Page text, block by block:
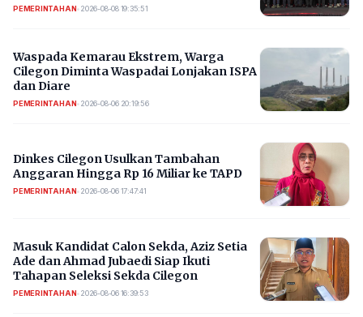
PEMERINTAHAN• 2026-08-08 19:35:51
Waspada Kemarau Ekstrem, Warga
Cilegon Diminta Waspadai Lonjakan ISPA
dan Diare
PEMERINTAHAN• 2026-08-06 20:19:56
Dinkes Cilegon Usulkan Tambahan
Anggaran Hingga Rp 16 Miliar ke TAPD
PEMERINTAHAN• 2026-08-06 17:47:41
Masuk Kandidat Calon Sekda, Aziz Setia
Ade dan Ahmad Jubaedi Siap Ikuti
Tahapan Seleksi Sekda Cilegon
PEMERINTAHAN• 2026-08-06 16:39:53